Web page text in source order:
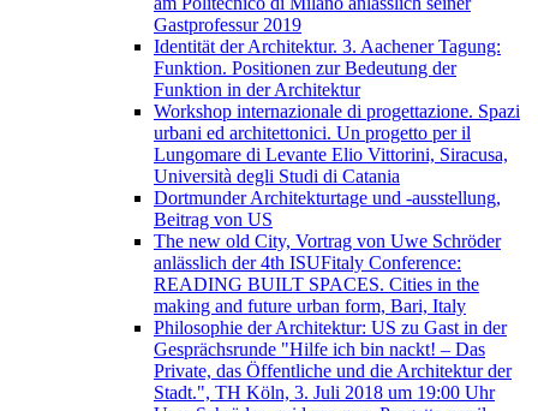
Gastprofessur 2019
Identität der Architektur. 3. Aachener Tagung:
Funktion. Positionen zur Bedeutung der
Funktion in der Architektur
Workshop internazionale di progettazione. Spazi
urbani ed architettonici. Un progetto per il
Lungomare di Levante Elio Vittorini, Siracusa,
Università degli Studi di Catania
Dortmunder Architekturtage und -ausstellung,
Beitrag von US
The new old City, Vortrag von Uwe Schröder
anlässlich der 4th ISUFitaly Conference:
READING BUILT SPACES. Cities in the
making and future urban form, Bari, Italy
Philosophie der Architektur: US zu Gast in der
Gesprächsrunde "Hilfe ich bin nackt! – Das
Private, das Öffentliche und die Architektur der
Stadt.", TH Köln, 3. Juli 2018 um 19:00 Uhr